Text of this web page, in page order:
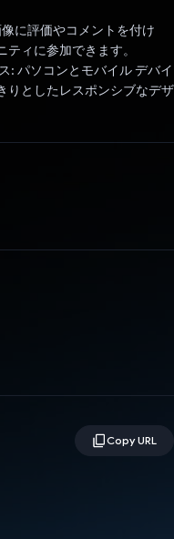
に評価やコメントを付け
ィに参加できます。
: パソコンとモバイル デバイ
りとしたレスポンシブなデザ